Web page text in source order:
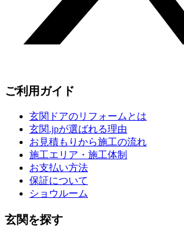
ご利用ガイド
玄関ドアのリフォームとは
玄関.jpが選ばれる理由
お見積もりから施工の流れ
施工エリア・施工体制
お支払い方法
保証について
ショウルーム
玄関を探す